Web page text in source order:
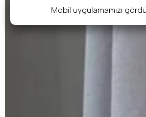
Mobil uygulamamızı